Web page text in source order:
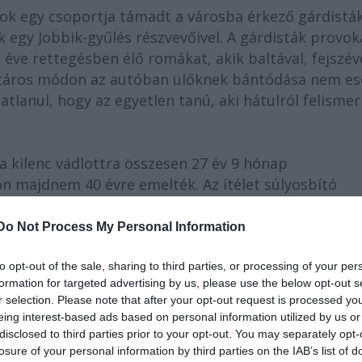
Not Process My Personal Information
opt-out of the sale, sharing to third parties, or processing of your
for targeted advertising by us, please use the below opt-out
selection. Please note that after your opt-out request is processed
interest-based ads based on personal information utilized by us
to third parties prior to your opt-out. You may separately
of your personal information by third parties on the IAB’s list of
egy csoportja támadt a városba érkező
Jobbik-gyűlés részvevőivel. A gárdisták
rettegésben élő romákat, akik baltával,
módon az autóban ülőknek bántódása nem
hogy az egyetlen tanú, aki hátulról
vádlottra összesen 27 év 9 hónap
40 évre emelték. Az ítélet súlyosbító
vagyis hogy a “magyarok” elleni
törvényt tehát sikerült ellenük fordítani.
dokumentumszínházi módszereketAugusto
a 174/B paragrafust az első
követi, mert a kisebbségek védelmére
módon éppen ellenük fordítja a jog.